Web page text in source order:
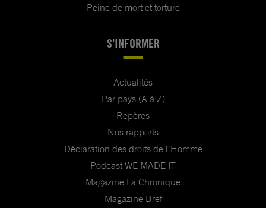
Peine de mort et torture
S'INFORMER
Actualités
Par pays (A à Z)
Repères
Nos rapports
Déclaration des droits de l'Homme
Podcast WE MADE IT
Magazine La Chronique
Magazine Bref